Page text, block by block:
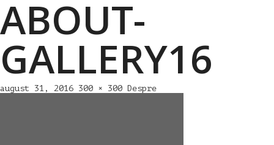
ABOUT-
GALLERY16
august 31, 2016 300 × 300 Despre